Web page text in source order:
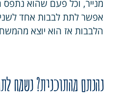
מנייר, וכל פעם שהוא נתפס
אפשר לתת לבבות אחד
הלבבות אז הוא יוצא
נהנתם מהתוכנית? נשמח